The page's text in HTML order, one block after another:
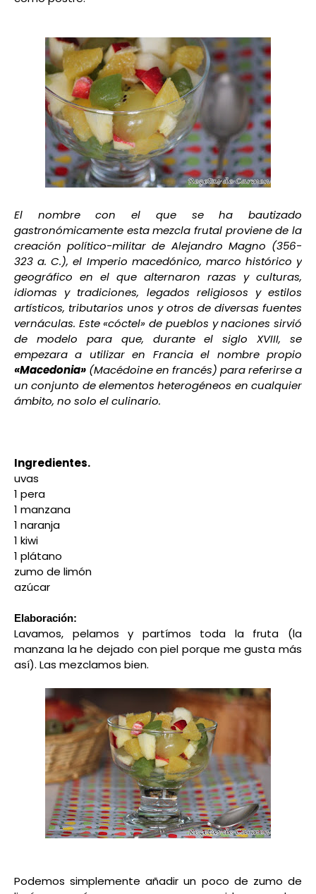
El nombre con el que se ha bautizado
gastronómicamente esta mezcla frutal proviene de la
creación político-militar de Alejandro Magno (356-
323 a. C.), el Imperio macedónico, marco histórico y
geográfico en el que alternaron razas y culturas,
idiomas y tradiciones, legados religiosos y estilos
artísticos, tributarios unos y otros de diversas fuentes
vernáculas. Este «cóctel» de pueblos y naciones sirvió
de modelo para que, durante el siglo XVIII, se
empezara a utilizar en Francia el nombre propio
«Macedonia» (Macédoine en francés) para referirse a
un conjunto de elementos heterogéneos en cualquier
ámbito, no solo el culinario.
Ingredientes.
uvas
1 pera
1 manzana
1 naranja
1 kiwi
1 plátano
zumo de limón
azúcar
Elaboración:
Lavamos, pelamos y partímos toda la fruta (la
manzana la he dejado con piel porque me gusta más
así). Las mezclamos bien.
Podemos simplemente añadir un poco de zumo de